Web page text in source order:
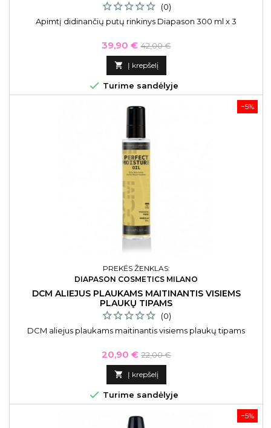
(0)
Apimtį didinančių putų rinkinys Diapason 300 ml x 3
Kaina
39,90 € Bazinė
kaina
42,00 €
 Į krepšelį
 Turime sandėlyje
−5%
PREKĖS ŽENKLAS:
DIAPASON COSMETICS MILANO
DCM ALIEJUS PLAUKAMS MAITINANTIS VISIEMS
PLAUKŲ TIPAMS
(0)
DCM aliejus plaukams maitinantis visiems plaukų tipams
Kaina
20,90 € Bazinė
kaina
22,00 €
 Į krepšelį
 Turime sandėlyje
−5%